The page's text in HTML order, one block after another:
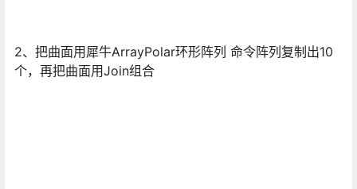
2、把曲面用犀牛ArrayPolar环形阵列 命令阵列复制出10
个，再把曲面用Join组合